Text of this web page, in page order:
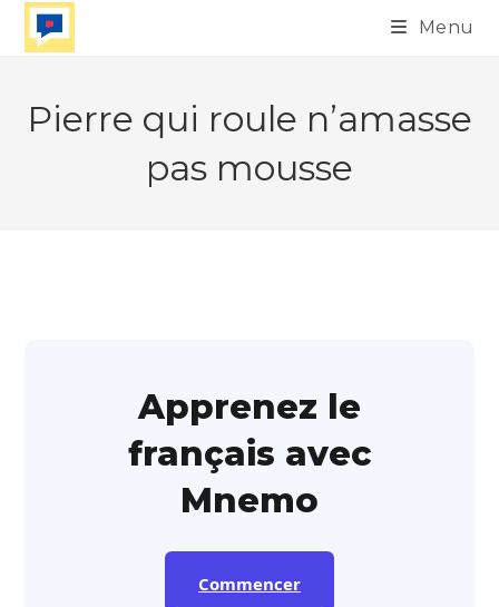
Skip
Menu
Pierre qui roule n’amasse
pas mousse
Apprenez le
français avec
Mnemo
Commencer